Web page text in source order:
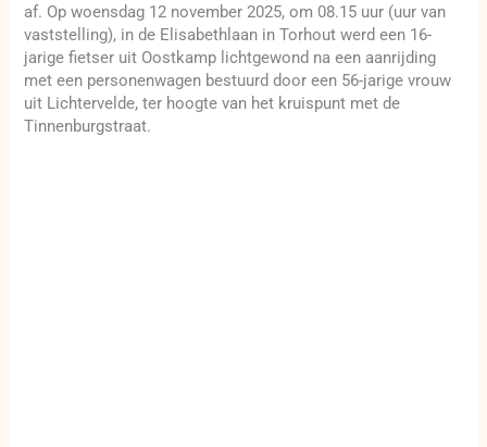
af. Op woensdag 12 november 2025, om 08.15 uur (uur van
vaststelling), in de Elisabethlaan in Torhout werd een 16-
jarige fietser uit Oostkamp lichtgewond na een aanrijding
met een personenwagen bestuurd door een 56-jarige vrouw
uit Lichtervelde, ter hoogte van het kruispunt met de
Tinnenburgstraat.